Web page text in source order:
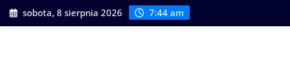
Skip
to
sobota, 8 sierpnia 2026 7:44 am